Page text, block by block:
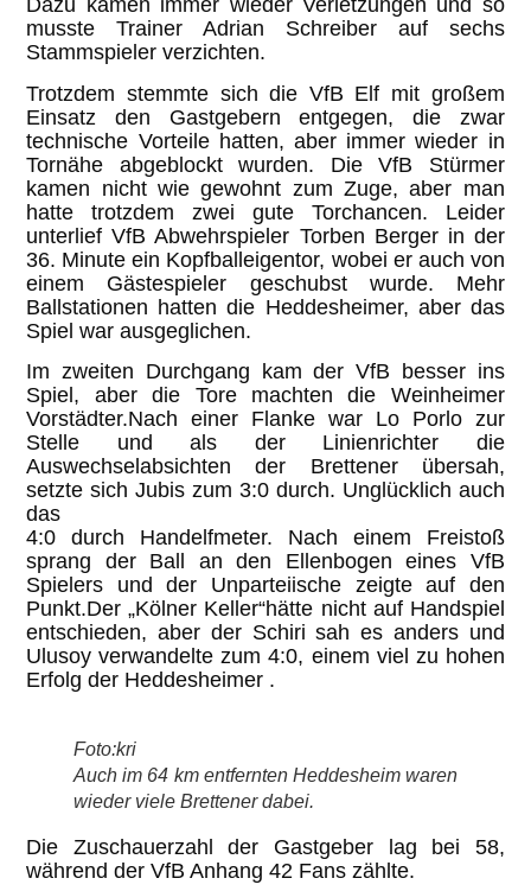
Dazu kamen immer wieder Verletzungen und so
musste Trainer Adrian Schreiber auf sechs
Stammspieler verzichten.
Trotzdem stemmte sich die VfB Elf mit großem
Einsatz den Gastgebern entgegen, die zwar
technische Vorteile hatten, aber immer wieder in
Tornähe abgeblockt wurden. Die VfB Stürmer
kamen nicht wie gewohnt zum Zuge, aber man
hatte trotzdem zwei gute Torchancen. Leider
unterlief VfB Abwehrspieler Torben Berger in der
36. Minute ein Kopfballeigentor, wobei er auch von
einem Gästespieler geschubst wurde. Mehr
Ballstationen hatten die Heddesheimer, aber das
Spiel war ausgeglichen.
Im zweiten Durchgang kam der VfB besser ins
Spiel, aber die Tore machten die Weinheimer
Vorstädter.Nach einer Flanke war Lo Porlo zur
Stelle und als der Linienrichter die
Auswechselabsichten der Brettener übersah,
setzte sich Jubis zum 3:0 durch. Unglücklich auch
das
4:0 durch Handelfmeter. Nach einem Freistoß
sprang der Ball an den Ellenbogen eines VfB
Spielers und der Unparteiische zeigte auf den
Punkt.Der „Kölner Keller“hätte nicht auf Handspiel
entschieden, aber der Schiri sah es anders und
Ulusoy verwandelte zum 4:0, einem viel zu hohen
Erfolg der Heddesheimer .
Foto:kri
Auch im 64 km entfernten Heddesheim waren
wieder viele Brettener dabei.
Die Zuschauerzahl der Gastgeber lag bei 58,
während der VfB Anhang 42 Fans zählte.